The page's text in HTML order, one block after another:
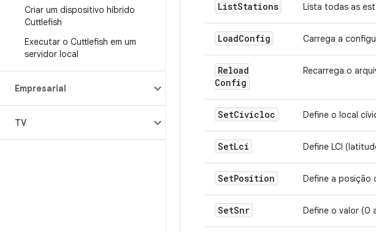
Criar um dispositivo híbrido
Cuttlefish
Executar o Cuttlefish em um
servidor local
Empresarial
TV
ListStations Lista todas as
LoadConfig Carrega a
Reload
Config
Recarrega o
SetCivicloc Define o local
SetLci Define LCI
SetPosition Define a posição
SetSnr Define o valor (0